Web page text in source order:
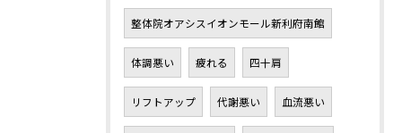
整体院オアシスイオンモール新利府南館
体調悪い 疲れる 四十肩
リフトアップ 代謝悪い 血流悪い